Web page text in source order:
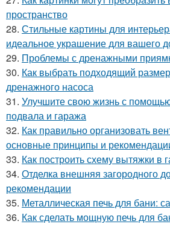
пространство
28. Стильные картины для
идеальное украшение для вашего
29. Проблемы с дренажными
30. Как выбрать подходящий
дренажного насоса
31. Улучшите свою жизнь с
подвала и гаража
32. Как правильно организовать
основные принципы и
33. Как построить схему вытяжки в
34. Отделка внешняя загородного
рекомендации
35. Металлическая печь для бани:
36. Как сделать мощную печь для